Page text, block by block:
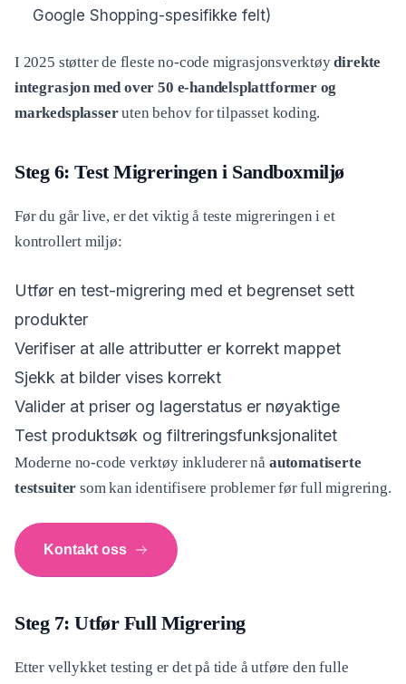
Google Shopping-spesifikke felt)
I 2025 støtter de fleste no-code migrasjonsverktøydirekte
integrasjon med over 50 e-handelsplattformer og
markedsplasseruten behov for tilpasset koding.
Steg 6: Test Migreringen i Sandboxmiljø
Før du går live, er det viktig å teste migreringen i et
kontrollert miljø:
Utfør en test-migrering med et begrenset sett
produkter
Verifiser at alle attributter er korrekt mappet
Sjekk at bilder vises korrekt
Valider at priser og lagerstatus er nøyaktige
Test produktsøk og filtreringsfunksjonalitet
Moderne no-code verktøy inkluderer nå automatiserte
testsuiter som kan identifisere problemer før full migrering.
Kontakt oss
Steg 7: Utfør Full Migrering
Etter vellykket testing er det på tide å utføre den fulle